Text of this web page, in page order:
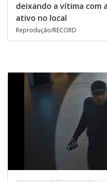
deixando a vítima com
ativo no local
Reprodução/RECORD